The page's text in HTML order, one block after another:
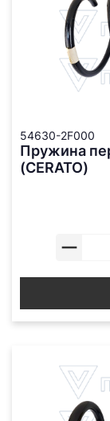
54630-2F000
Пружина
(CERATO)